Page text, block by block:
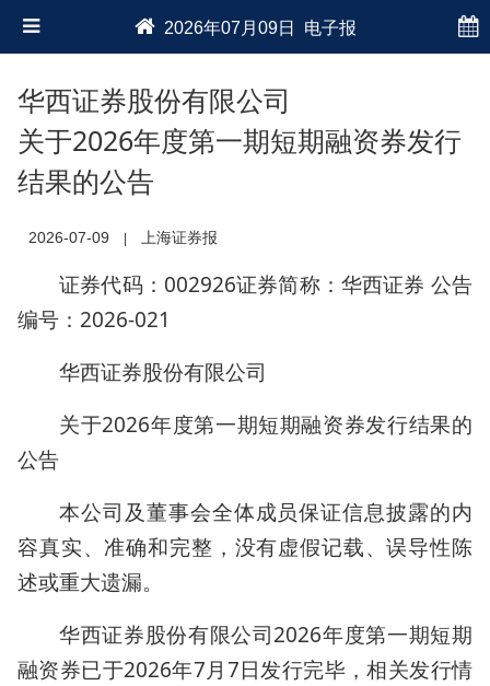
2026年07月09日 电子报
华西证券股份有限公司
关于2026年度第一期短期融资券发行
结果的公告
2026-07-09 上海证券报
证券代码：002926证券简称：华西证券 公告
编号：2026-021
华西证券股份有限公司
关于2026年度第一期短期融资券发行结果的
公告
本公司及董事会全体成员保证信息披露的内
容真实、准确和完整，没有虚假记载、误导性陈
述或重大遗漏。
华西证券股份有限公司2026年度第一期短期
融资券已于2026年7月7日发行完毕，相关发行情